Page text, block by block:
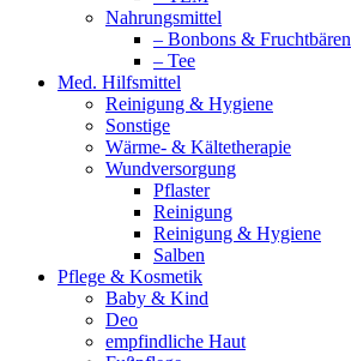
Nahrungsmittel
– Bonbons & Fruchtbären
– Tee
Med. Hilfsmittel
Reinigung & Hygiene
Sonstige
Wärme- & Kältetherapie
Wundversorgung
Pflaster
Reinigung
Reinigung & Hygiene
Salben
Pflege & Kosmetik
Baby & Kind
Deo
empfindliche Haut